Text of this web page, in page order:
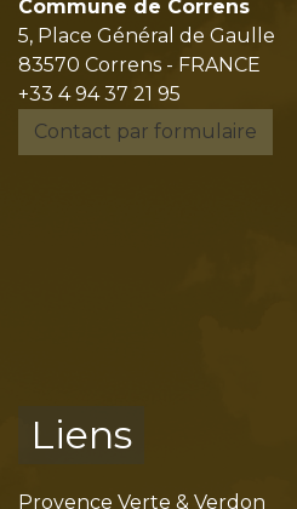
Commune de Correns
5, Place Général de Gaulle
83570 Correns - FRANCE
+33 4 94 37 21 95
Contact par formulaire
Liens
Provence Verte & Verdon